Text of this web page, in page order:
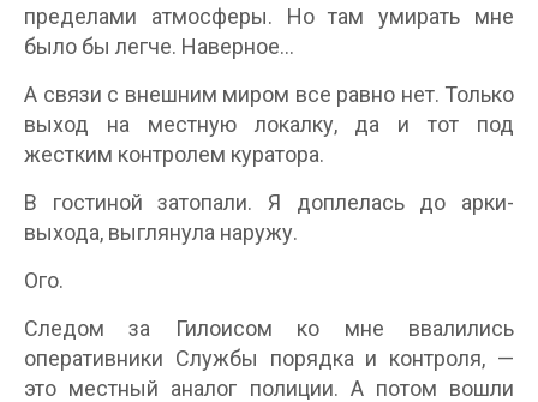
пределами атмосферы. Но там умирать мне
было бы легче. Наверное…
А связи с внешним миром все равно нет. Только
выход на местную локалку, да и тот под
жестким контролем куратора.
В гостиной затопали. Я доплелась до арки-
выхода, выглянула наружу.
Ого.
Следом за Гилоисом ко мне ввалились
оперативники Службы порядка и контроля, —
это местный аналог полиции. А потом вошли